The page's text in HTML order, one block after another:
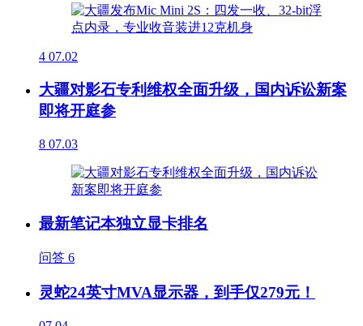
4 07.02
大疆对影石专利维权全面升级，国内诉讼新案
即将开庭参
8 07.03
最新笔记本独立显卡排名
问答 6
灵蛇24英寸MVA显示器，到手仅279元！